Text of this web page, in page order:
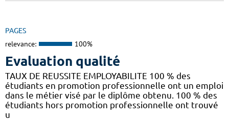
PAGES
relevance: 100%
Evaluation qualité
TAUX DE REUSSITE EMPLOYABILITE 100 % des
étudiants en promotion professionnelle ont un emploi
dans le métier visé par le diplôme obtenu. 100 % des
étudiants hors promotion professionnelle ont trouvé
u